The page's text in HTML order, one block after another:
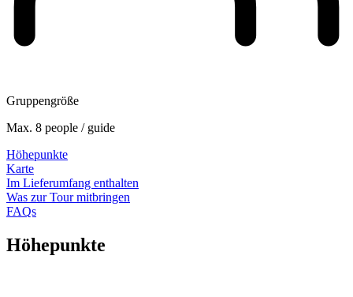
Gruppengröße
Max. 8 people / guide
Höhepunkte
Karte
Im Lieferumfang enthalten
Was zur Tour mitbringen
FAQs
Höhepunkte